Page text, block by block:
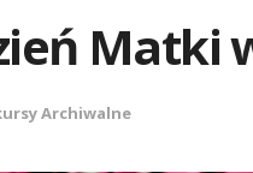
Matki
Archiwalne